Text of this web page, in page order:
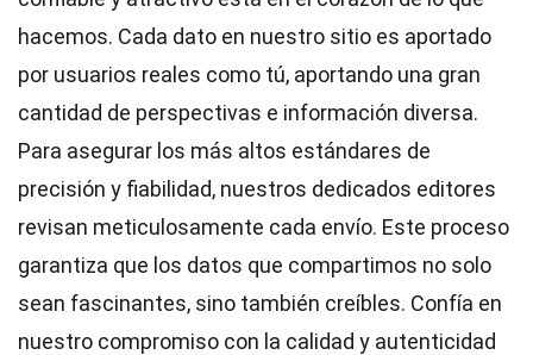
hacemos. Cada dato en nuestro sitio es aportado
por usuarios reales como tú, aportando una gran
cantidad de perspectivas e información diversa.
Para asegurar los más altos estándares de
precisión y fiabilidad, nuestros dedicados editores
revisan meticulosamente cada envío. Este proceso
garantiza que los datos que compartimos no solo
sean fascinantes, sino también creíbles. Confía en
nuestro compromiso con la calidad y autenticidad